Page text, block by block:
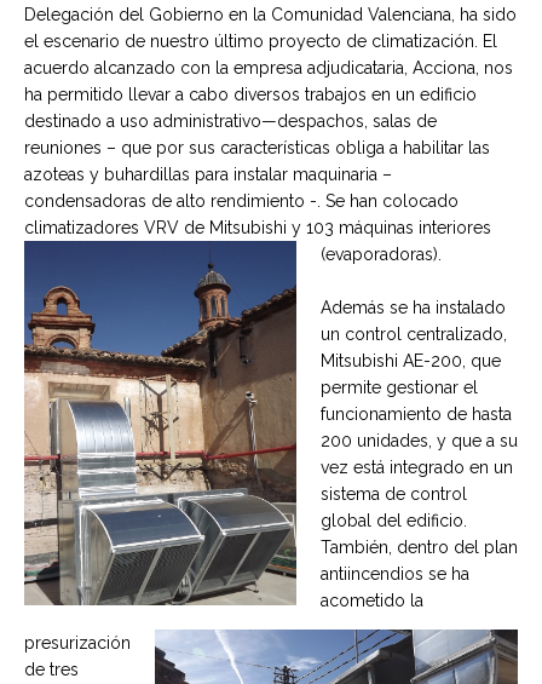
Delegación del Gobierno en la Comunidad Valenciana, ha sido
el escenario de nuestro último proyecto de climatización. El
acuerdo alcanzado con la empresa adjudicataria, Acciona, nos
ha permitido llevar a cabo diversos trabajos en un edificio
destinado a uso administrativo—despachos, salas de
reuniones – que por sus características obliga a habilitar las
azoteas y buhardillas para instalar maquinaria –
condensadoras de alto rendimiento -. Se han colocado
climatizadores VRV de Mitsubishi y 103 máquinas interiores
(evaporadoras).
Además se ha instalado
un control centralizado,
Mitsubishi AE-200, que
permite gestionar el
funcionamiento de hasta
200 unidades, y que a su
vez está integrado en un
sistema de control
global del edificio.
También, dentro del plan
antiincendios se ha
acometido la
presurización
de tres